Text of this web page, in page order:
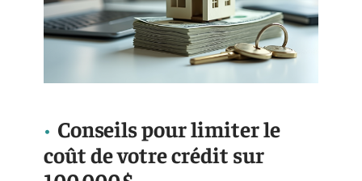
Conseils pour limiter le
coût de votre crédit sur